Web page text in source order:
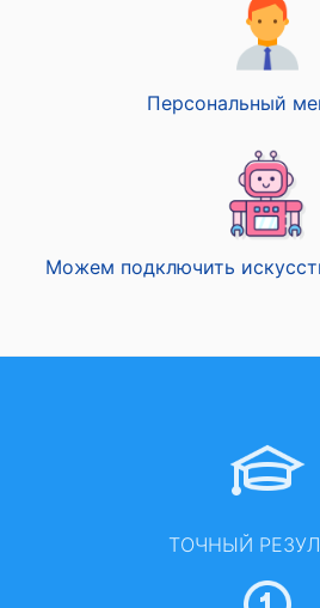
Персональный
Можем подключить
ТОЧНЫЙ